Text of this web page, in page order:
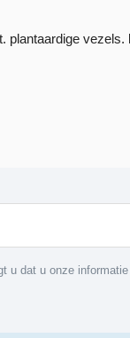
u dat u onze